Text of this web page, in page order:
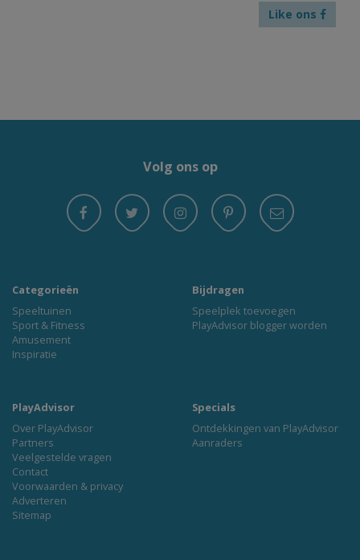
Like ons
Volg ons op
Categorieën
Speeltuinen
Sport & Fitness
Amusement
Inspiratie
Bijdragen
Speelplek toevoegen
PlayAdvisor blogger worden
PlayAdvisor
Over PlayAdvisor
Partners
Veelgestelde vragen
Contact
Voorwaarden & privacy
Adverteren
Sitemap
Specials
Ontdekkingen van PlayAdvisor
Aanraders